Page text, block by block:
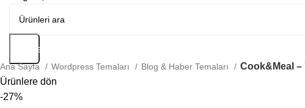
Arama
Ana Sayfa Wordpress Temaları Blog & Haber Temaları
Cook&Meal –
Ürünlere dön
-27%